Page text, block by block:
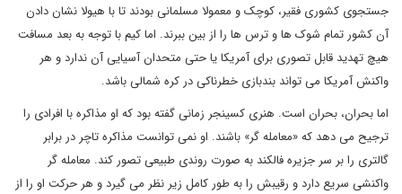
جستجوی کشوری فقیر، کوچک و معمولا مسلمانی بودند تا با هیولا نشان دادن
آن کشور تمام شوک ها و ترس ها را از بین ببرند. اما کیم با توجه به بعد مسافت
هیچ تهدید قابل تصوری برای آمریکا یا حتی متحدان آسیایی آن ندارد و هر
واکنش آمریکا می تواند بندبازی خطرناکی در کره شمالی باشد.
اما بحران، بحران است. هنری کسینجر زمانی گفته بود که او مذاکره با افرادی را
ترجیح می دهد که «معامله گر» باشند. او نمی توانست مذاکره تاچر در برابر
گالتری را بر سر جزیره فالکند به صورت روندی طبیعی تصور کند. معامله گر
واکنشی سریع دارد و رقیبش را به طور کامل زیر نظر می گیرد و هر حرکت او را از